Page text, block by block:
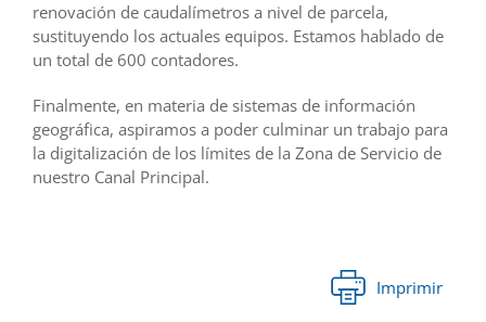
renovación de caudalímetros a nivel de parcela,
sustituyendo los actuales equipos. Estamos hablado de
un total de 600 contadores.
Finalmente, en materia de sistemas de información
geográfica, aspiramos a poder culminar un trabajo para
la digitalización de los límites de la Zona de Servicio de
nuestro Canal Principal.
Imprimir